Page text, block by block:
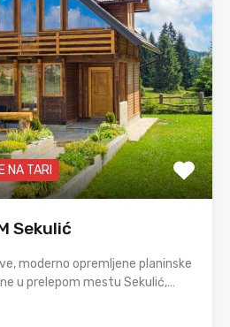
NA TARI
Sekulić
moderno opremljene planinske
u prelepom mestu Sekulić,…